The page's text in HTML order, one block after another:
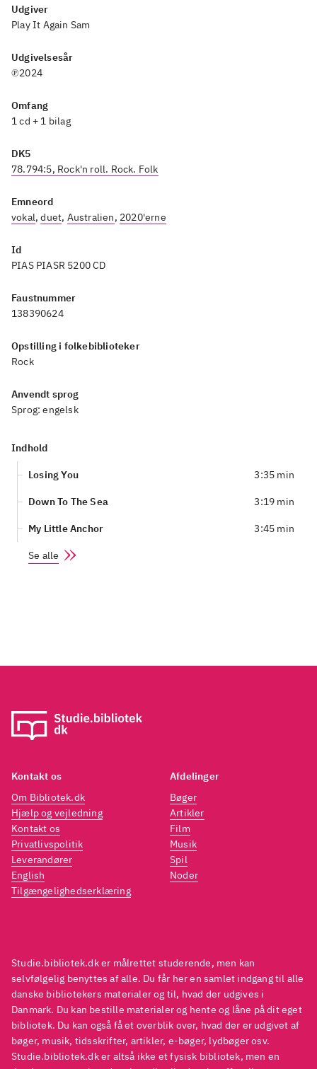
Udgiver
Play It Again Sam
Udgivelsesår
℗2024
Omfang
1 cd + 1 bilag
DK5
78.794:5, Rock'n roll. Rock. Folk
Emneord
vokal,duet, Australien, 2020'erne
Id
PIAS PIASR 5200 CD
Faustnummer
138390624
Opstilling i folkebiblioteker
Rock
Anvendt sprog
Sprog: engelsk
Indhold
Losing You 3:35 min
Down To The Sea 3:19 min
My Little Anchor 3:45 min
Se alle
Studie.bibliotek.dk er målrettet studerende, men kan
selvfølgelig benyttes af alle. Du får her en samlet indgang til alle
danske bibliotekers materialer og til, hvad der udgives i
Danmark. Du kan bestille materialer og hente og låne på dit eget
bibliotek. Du kan også få et overblik over, hvad der er udgivet af
bøger, musik, tidsskrifter, artikler, e-bøger, lydbøger osv.
Studie.bibliotek.dk er altså ikke et fysisk bibliotek, men en
Kontakt os
Om Bibliotek.dk
Hjælp og vejledning
Kontakt os
Privatlivspolitik
Leverandører
English
Tilgængelighedserklæring
Afdelinger
Bøger
Artikler
Film
Musik
Spil
Noder